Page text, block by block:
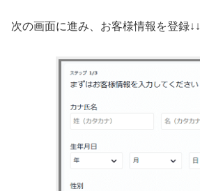
次の画面に進み、お客様情報を登録↓↓